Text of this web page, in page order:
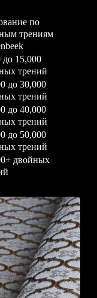
по
трениям
до 15,000
трений
до 30,000
трений
до 40,000
трений
до 50,000
трений
двойных